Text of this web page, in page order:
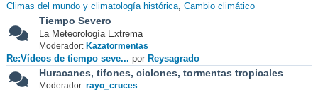
Climas del mundo y climatología histórica Cambio climático
Tiempo Severo
La Meteorología Extrema
Moderador: Kazatormentas
Re:Vídeos de tiempo seve... por Reysagrado
Huracanes, tifones, ciclones, tormentas tropicales
Moderador: rayo_cruces